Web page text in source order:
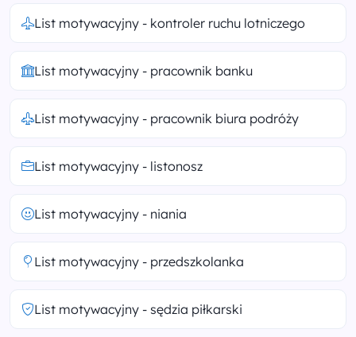
List motywacyjny - kontroler ruchu lotniczego
List motywacyjny - pracownik banku
List motywacyjny - pracownik biura podróży
List motywacyjny - listonosz
List motywacyjny - niania
List motywacyjny - przedszkolanka
List motywacyjny - sędzia piłkarski